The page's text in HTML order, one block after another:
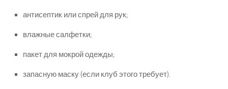
антисептик или спрей для рук;
влажные салфетки;
пакет для мокрой одежды;
запасную маску (если клуб этого требует).